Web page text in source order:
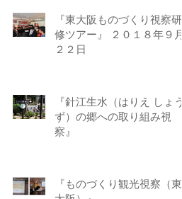
『東大阪ものづくり視察研
修ツアー』 ２０１８年９月
２２日
『針江生水（はりえ しょう
ず）の郷への取り組み視
察』
『ものづくり観光視察（東